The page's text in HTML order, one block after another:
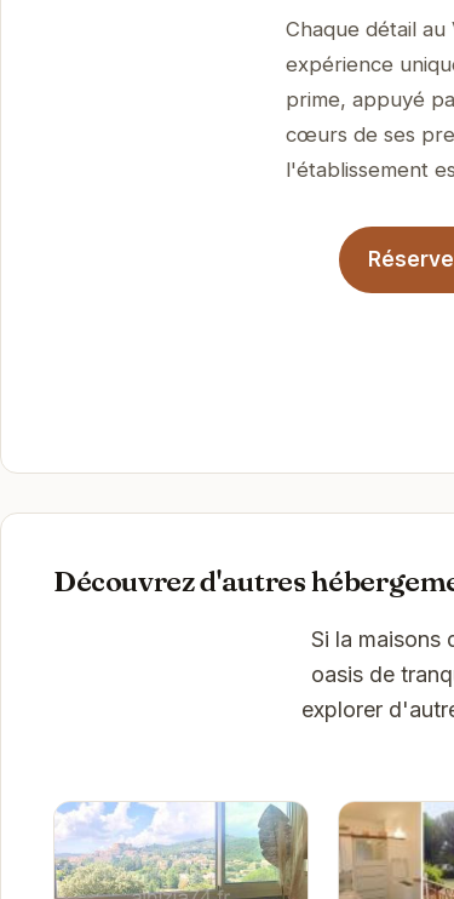
Chaque détail
expérience
prime, appuyé
cœurs de ses
l'établissement
Découvrez d'autres
Si la maisons
oasis de
explorer